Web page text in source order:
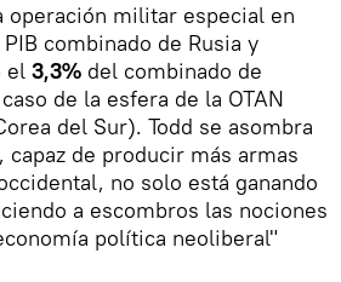
operación militar especial en
combinado de Rusia y
el 3,3% del combinado de
de la esfera de la OTAN
del Sur). Todd se asombra
capaz de producir más armas
no solo está ganando
a escombros las nociones
política neoliberal"